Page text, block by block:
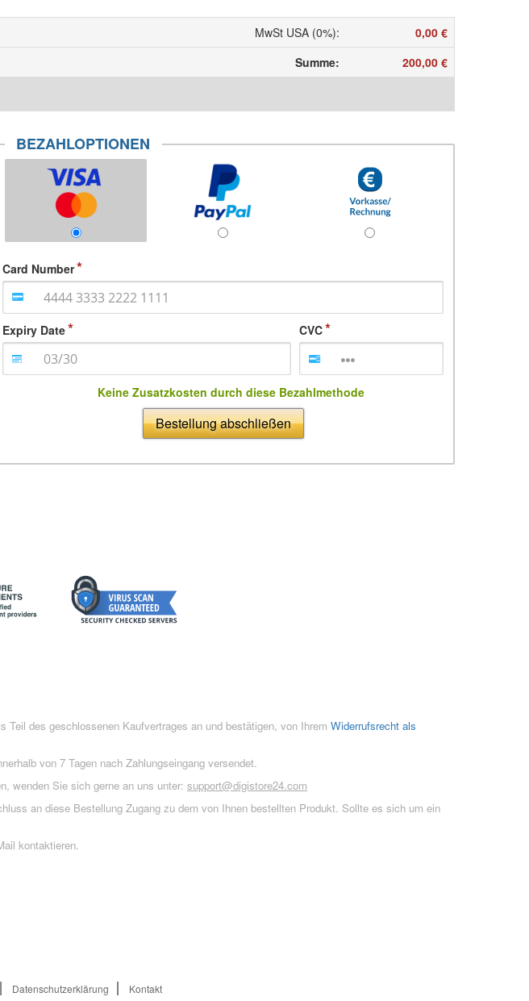
MwSt USA (0%):
0,00 €
Summe:
200,00 €
BEZAHLOPTIONEN
Card Number
Expiry Date CVC
Keine Zusatzkosten durch diese Bezahlmethode
Bestellung abschließen
Teil des geschlossenen Kaufvertrages an und bestätigen, von Ihrem Widerrufsrecht als
von 7 Tagen nach Zahlungseingang versendet.
wenden Sie sich gerne an uns unter: support@digistore24.com
an diese Bestellung Zugang zu dem von Ihnen bestellten Produkt. Sollte es sich um ein
kontaktieren.
Datenschutzerklärung Kontakt